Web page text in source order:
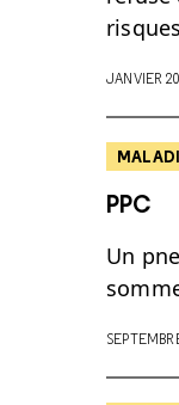
JANVIER
PPC
Un